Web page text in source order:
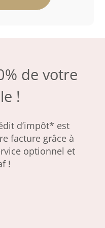
de votre
!
d’impôt* est
facture grâce à
optionnel et
!